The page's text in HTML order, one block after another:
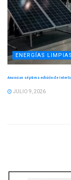
ENERGÍAS LIMPIAS
Anuncian séptima edición de
JULIO 9, 2026